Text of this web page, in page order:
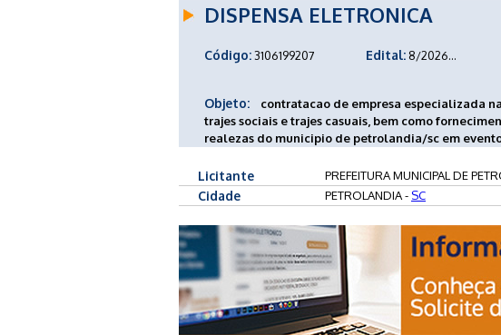
DISPENSA ELETRONICA
Código:3106199207 Edital:8/2026...
Objeto:
contratacao de empresa especializada
trajes sociais e trajes casuais, bem como
realezas do municipio de petrolandia/sc em
Licitante PREFEITURA MUNICIPAL DE
Cidade PETROLANDIA - SC